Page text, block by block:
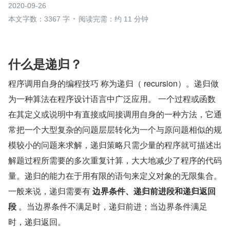
2020-09-26
本文字数：3367 字
阅读完需：约 11 分钟
什么是递归？
程序调用自身的编程技巧 称为递归（ recursion）。递归做
为一种算法在程序设计语言中广泛应用。 一个过程或函数
在其定义或说明中有直接或间接调用自身的一种方法，它通
常把一个大型复杂的问题层层转化为一个与原问题相似的规
模较小的问题来求解，递归策略只需少量的程序就可描述出
解题过程所需要的多次重复计算，大大地减少了程序的代码
量。递归的能力在于用有限的语句来定义对象的无限集合。
一般来说，递归需要有 边界条件、递归前进段和递归返回
段 。当边界条件不满足时，递归前进；当边界条件满足
时，递归返回。